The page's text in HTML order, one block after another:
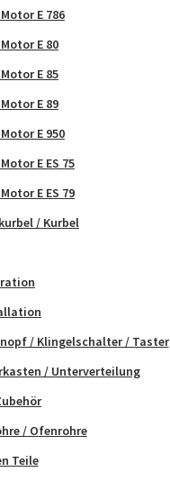
E 786
E 80
E 85
E 89
E 950
E ES 75
E ES 79
/ Kurbel
/ Klingelschalter / Taster
/ Unterverteilung
/ Ofenrohre
Teile